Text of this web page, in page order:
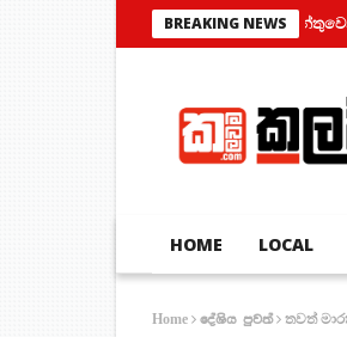
BREAKING NEWS
මෝටර් රථ ප්‍රවාහන දෙපාර්තමේන්තුවෙන් විශේෂ
HOME LOCAL
Home දේශිය පුවත් තවත්